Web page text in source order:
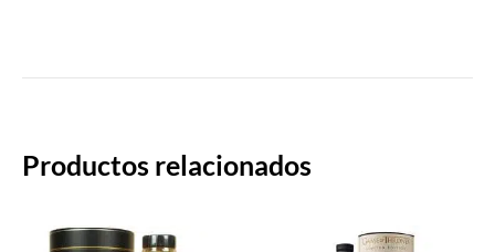
Productos relacionados